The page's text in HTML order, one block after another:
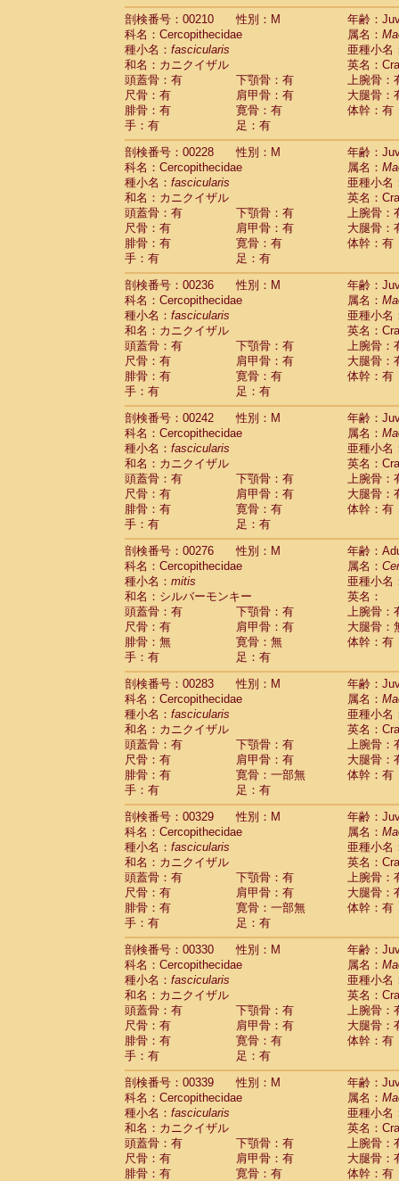
剖検番号：00210
性別：M
年齢：
科名：Cercopithecidae
属名：
種小名： fascicularis
亜種小名
和名：カニクイザル
英名：
頭蓋骨：有
下顎骨：有
上腕骨：
尺骨：有
肩甲骨：有
大腿骨：
腓骨：有
寛骨：有
体幹：有
手：有
足：有
剖検番号：00228
性別：M
年齢：
科名：Cercopithecidae
属名：
種小名： fascicularis
亜種小名
和名：カニクイザル
英名：
頭蓋骨：有
下顎骨：有
上腕骨：
尺骨：有
肩甲骨：有
大腿骨：
腓骨：有
寛骨：有
体幹：有
手：有
足：有
剖検番号：00236
性別：M
年齢：
科名：Cercopithecidae
属名：
種小名： fascicularis
亜種小名
和名：カニクイザル
英名：
頭蓋骨：有
下顎骨：有
上腕骨：
尺骨：有
肩甲骨：有
大腿骨：
腓骨：有
寛骨：有
体幹：有
手：有
足：有
剖検番号：00242
性別：M
年齢：
科名：Cercopithecidae
属名：
種小名： fascicularis
亜種小名
和名：カニクイザル
英名：
頭蓋骨：有
下顎骨：有
上腕骨：
尺骨：有
肩甲骨：有
大腿骨：
腓骨：有
寛骨：有
体幹：有
手：有
足：有
剖検番号：00276
性別：M
年齢：
科名：Cercopithecidae
属名：
種小名： mitis
亜種小名
和名：シルバーモンキー
英名：
頭蓋骨：有
下顎骨：有
上腕骨：
尺骨：有
肩甲骨：有
大腿骨：
腓骨：無
寛骨：無
体幹：有
手：有
足：有
剖検番号：00283
性別：M
年齢：
科名：Cercopithecidae
属名：
種小名： fascicularis
亜種小名
和名：カニクイザル
英名：
頭蓋骨：有
下顎骨：有
上腕骨：
尺骨：有
肩甲骨：有
大腿骨：
腓骨：有
寛骨：一部無
体幹：有
手：有
足：有
剖検番号：00329
性別：M
年齢：
科名：Cercopithecidae
属名：
種小名： fascicularis
亜種小名
和名：カニクイザル
英名：
頭蓋骨：有
下顎骨：有
上腕骨：
尺骨：有
肩甲骨：有
大腿骨：
腓骨：有
寛骨：一部無
体幹：有
手：有
足：有
剖検番号：00330
性別：M
年齢：
科名：Cercopithecidae
属名：
種小名： fascicularis
亜種小名
和名：カニクイザル
英名：
頭蓋骨：有
下顎骨：有
上腕骨：
尺骨：有
肩甲骨：有
大腿骨：
腓骨：有
寛骨：有
体幹：有
手：有
足：有
剖検番号：00339
性別：M
年齢：
科名：Cercopithecidae
属名：
種小名： fascicularis
亜種小名
和名：カニクイザル
英名：
頭蓋骨：有
下顎骨：有
上腕骨：
尺骨：有
肩甲骨：有
大腿骨：
腓骨：有
寛骨：有
体幹：有